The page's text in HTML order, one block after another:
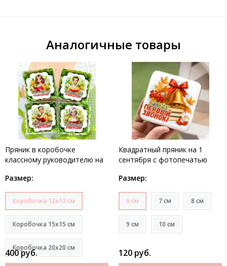
Аналогичные товары
Пряник в коробочке
классному руководителю на
Размер:
Коробочка 12х12 см
Коробочка 15х15 см
Коробочка 20х20 см
400 руб.
Квадратный пряник на 1
сентября с фотопечатью
Размер:
6 см 7 см 8 см
9 см 10 см
120 руб.